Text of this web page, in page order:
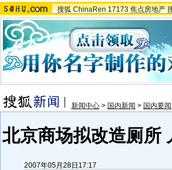
搜狐 ChinaRen 17173 焦点房地产
新闻中心 > 国内新闻 > 国内要闻
北京商场拟改造厕所
2007年05月28日17:17